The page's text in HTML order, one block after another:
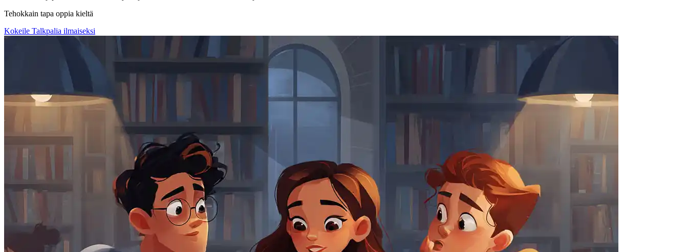
Tehokkain tapa oppia kieltä
Kokeile Talkpalia ilmaiseksi